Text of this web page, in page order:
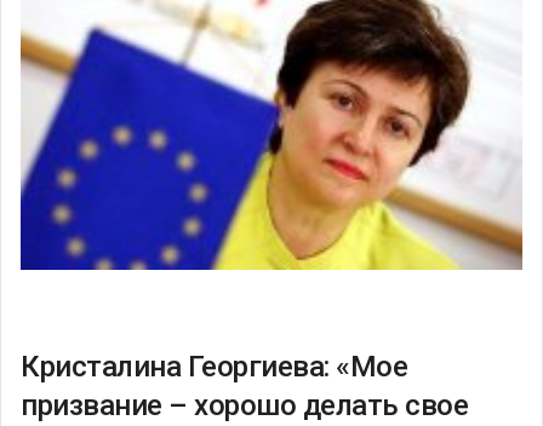
Кристалина Георгиева: «Мое
призвание – хорошо делать свое